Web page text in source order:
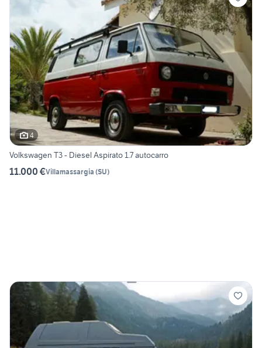
4
Volkswagen T3 - Diesel Aspirato 1.7 autocarro
11.000 €Villamassargia (SU)